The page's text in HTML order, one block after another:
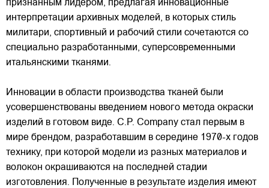
признанным лидером, предлагая инновационные
интерпретации архивных моделей, в которых стиль
милитари, спортивный и рабочий стили сочетаются со
специально разработанными, суперсовременными
итальянскими тканями.
Инновации в области производства тканей были
усовершенствованы введением нового метода окраски
изделий в готовом виде. C.P. Company стал первым в
мире брендом, разработавшим в середине 1970-х годов
технику, при которой модели из разных материалов и
волокон окрашиваются на последней стадии
изготовления. Полученные в результате изделия имеют